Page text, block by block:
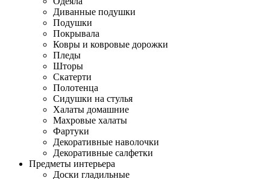
Диванные подушки
Подушки
Покрывала
Ковры и ковровые дорожки
Пледы
Шторы
Скатерти
Полотенца
Сидушки на стулья
Халаты домашние
Махровые халаты
Фартуки
Декоративные наволочки
Декоративные салфетки
Предметы интерьера
Доски гладильные